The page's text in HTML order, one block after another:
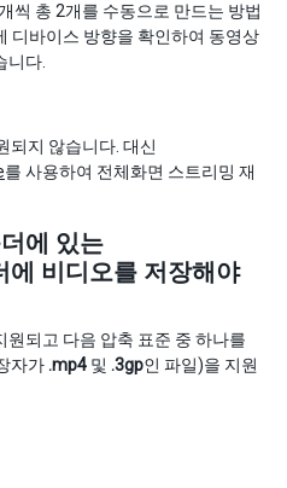
씩 총 2개를 수동으로 만드는 방법
디바이스 방향을 확인하여 동영상
니다.
되지 않습니다. 대신
를 사용하여 전체화면 스트리밍 재
에 있는
비디오를 저장해야
되고 다음 압축 표준 중 하나를
자가 .mp4 및 .3gp인 파일)을 지원